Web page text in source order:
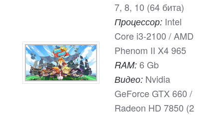
7, 8, 10 (64 бита)
Процессор: Intel
Core i3-2100 / AMD
Phenom II X4 965
RAM: 6 Gb
Видео: Nvidia
GeForce GTX 660 /
Radeon HD 7850 (2